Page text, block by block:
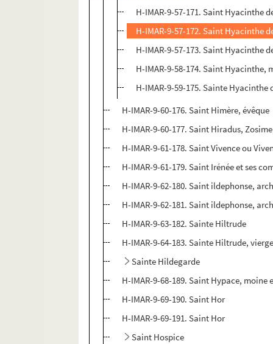
H-IMAR-9-57-171. Saint Hyacinthe
H-IMAR-9-57-172. Saint Hyacinthe
H-IMAR-9-57-173. Saint Hyacinthe
H-IMAR-9-58-174. Saint Hyacinthe,
H-IMAR-9-59-175. Sainte
H-IMAR-9-60-176. Saint Himère, évêque
H-IMAR-9-60-177. Saint Hiradus,
H-IMAR-9-61-178. Saint Vivence ou
H-IMAR-9-61-179. Saint Irénée et ses
H-IMAR-9-62-180. Saint ildephonse,
H-IMAR-9-62-181. Saint ildephonse,
H-IMAR-9-63-182. Sainte Hiltrude
H-IMAR-9-64-183. Sainte Hiltrude,
Sainte Hildegarde
H-IMAR-9-68-189. Saint Hypace, moine
H-IMAR-9-69-190. Saint Hor
H-IMAR-9-69-191. Saint Hor
Saint Hospice